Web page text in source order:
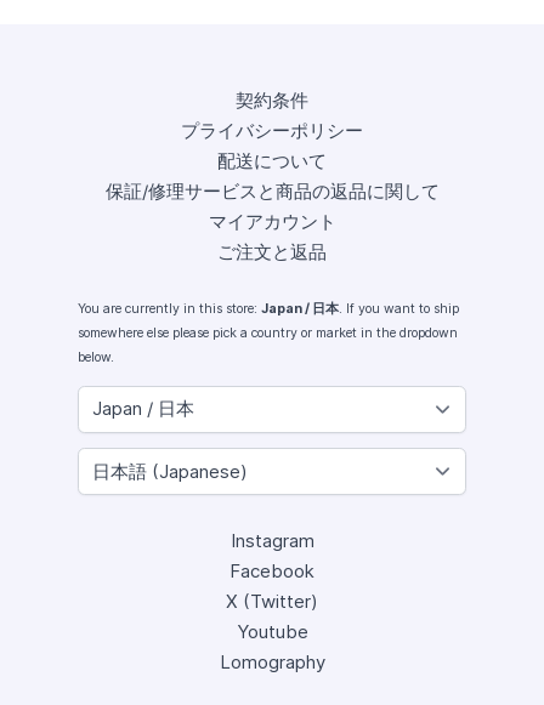
契約条件
プライバシーポリシー
配送について
保証/修理サービスと商品の返品に関して
マイアカウント
ご注文と返品
You are currently in this store: Japan / 日本. If you want to ship
somewhere else please pick a country or market in the dropdown
below.
Instagram
Facebook
X (Twitter)
Youtube
Lomography